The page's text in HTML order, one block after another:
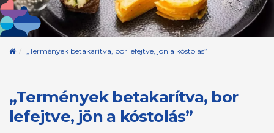
Kezdőoldal
„Termények betakarítva, bor lefejtve, jön a kóstolás”
„Termények betakarítva, bor
lefejtve, jön a kóstolás”